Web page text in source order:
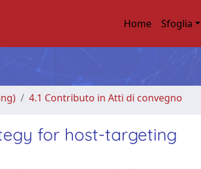
Home Sfoglia
4.1 Contributo in Atti di convegno
for host-targeting